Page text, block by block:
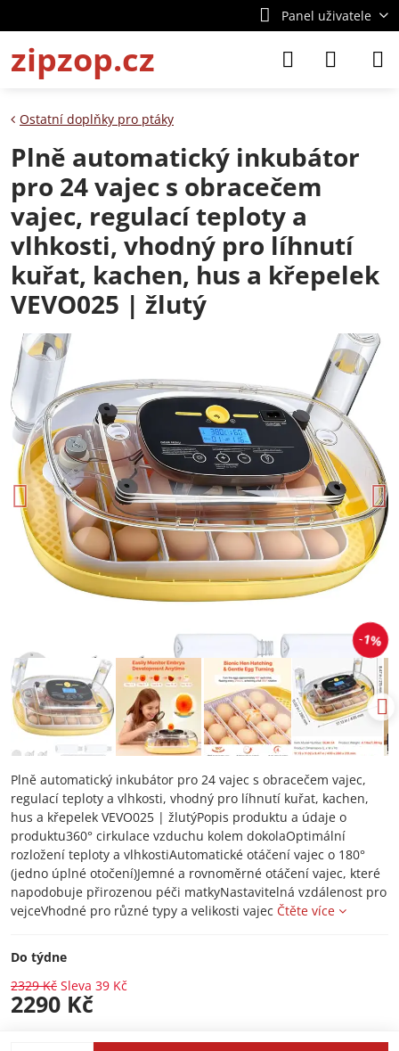
Panel uživatele
zipzop.cz
1%
Ostatní doplňky pro ptáky
Plně automatický inkubátor
pro 24 vajec s obracečem
vajec, regulací teploty a
vlhkosti, vhodný pro líhnutí
kuřat, kachen, hus a křepelek
VEVO025 | žlutý
Plně automatický inkubátor pro 24 vajec s obracečem vajec,
regulací teploty a vlhkosti, vhodný pro líhnutí kuřat, kachen,
hus a křepelek VEVO025 | žlutýPopis produktu a údaje o
produktu360° cirkulace vzduchu kolem dokolaOptimální
rozložení teploty a vlhkostiAutomatické otáčení vajec o 180°
(jedno úplné otočení)Jemné a rovnoměrné otáčení vajec, které
napodobuje přirozenou péči matkyNastavitelná vzdálenost pro
vejceVhodné pro různé typy a velikosti vajec Čtěte více
Do týdne
2329 Kč Sleva 39 Kč
2290 Kč